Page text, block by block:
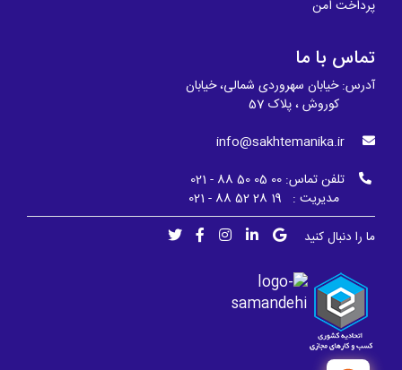
پرداخت امن
تماس با ما
آدرس: خیابان سهروردی شمالی، خیابان
کوروش ، پلاک 57
info@sakhtemanika.ir
تلفن تماس: 00 05 50 88 - 021
مدیریت : 19 28 52 88 - 021
ما را دنبال کنید